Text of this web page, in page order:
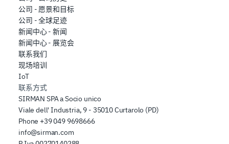
公司 - 愿景和目标
公司 - 全球足迹
新闻中心 - 新闻
新闻中心 - 展览会
联系我们
现场培训
IoT
联系方式
SIRMAN SPA a Socio unico
Viale dell' Industria, 9 - 35010 Curtarolo (PD)
Phone +39 049 9698666
info@sirman.com